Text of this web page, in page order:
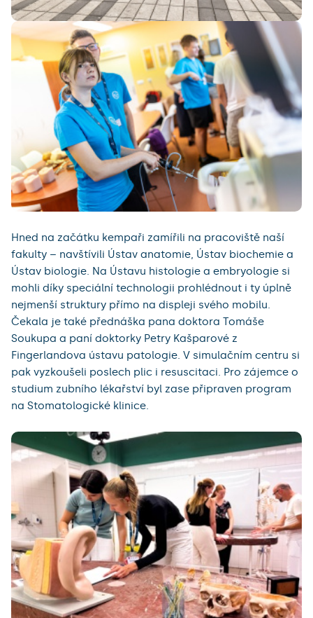
Hned na začátku kempaři zamířili na pracoviště naší
fakulty – navštívili Ústav anatomie, Ústav biochemie a
Ústav biologie. Na Ústavu histologie a embryologie si
mohli díky speciální technologii prohlédnout i ty úplně
nejmenší struktury přímo na displeji svého mobilu.
Čekala je také přednáška pana doktora Tomáše
Soukupa a paní doktorky Petry Kašparové z
Fingerlandova ústavu patologie. V simulačním centru si
pak vyzkoušeli poslech plic i resuscitaci. Pro zájemce o
studium zubního lékařství byl zase připraven program
na Stomatologické klinice.